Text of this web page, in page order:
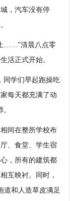
，汽车没有停
……”清晨八点零
活正式开始。
学们早起跑操吃
每天都充满了动
间在整所学校布
、食堂、学生宿
，所有的建筑都
互映衬。同时，
道和人造草皮满足